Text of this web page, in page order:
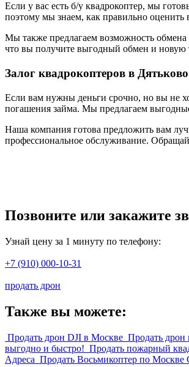
Если у вас есть б/у квадрокоптер, мы
поэтому мы знаем, как правильно
Мы также предлагаем возможность
что вы получите выгодный обмен и новую
Залог квадрокоптеров в Дятьково
Если вам нужны деньги срочно, но вы не
погашения займа. Мы предлагаем
Наша компания готова предложить вам
профессиональное обслуживание.
Позвоните или закажите
Узнай цену за 1 минуту по телефону:
+7 (910) 000-10-31
продать дрон
Также вы можете:
Продать дрон DJI в Москве Продать дрон
выгодно и быстро! Продать пожарный
Адреса Продать Восьмикоптер по Москве